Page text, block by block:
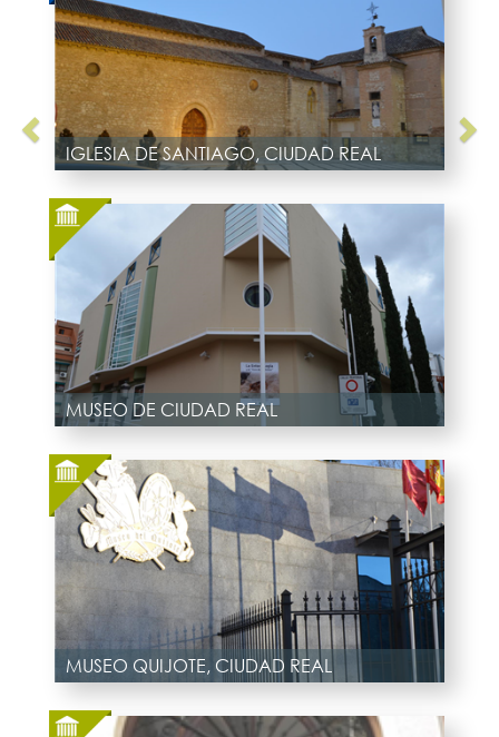
IGLESIA DE SANTIAGO, CIUDAD REAL
MUSEO DE CIUDAD REAL
MUSEO QUIJOTE, CIUDAD REAL